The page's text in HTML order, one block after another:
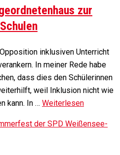
zur
inklusiven Unterricht
In meiner Rede habe
dass dies den Schülerinnen
weil Inklusion nicht wie
kann. In … Weiterlesen